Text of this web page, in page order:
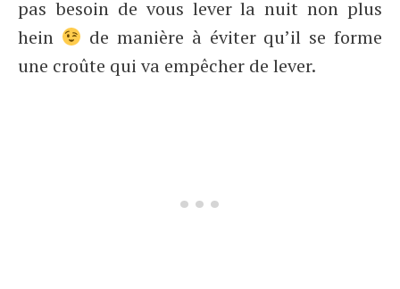
pas besoin de vous lever la nuit non plus
hein
de manière à éviter qu’il se forme
une croûte qui va empêcher de lever.